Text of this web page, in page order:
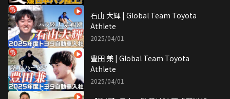
石山 大輝 | Global Team Toyota
Athlete
2025/04/01
豊田 兼 | Global Team Toyota
Athlete
2025/04/01